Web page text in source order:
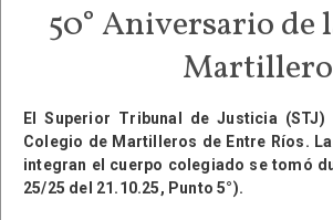
50° Aniversario de
El Superior Tribunal de Justicia
Colegio de Martilleros de Entre Ríos.
integran el cuerpo colegiado se tomó
25/25 del 21.10.25, Punto 5°).